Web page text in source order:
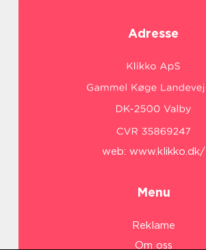
Adresse
web: www.klikko.dk/
Menu
Reklame
Om oss